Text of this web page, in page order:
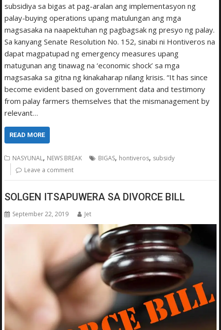
subsidiya sa bigas at pag-aralan ang implementasyon ng
palay-buying operations upang matulungan ang mga
magsasaka na naapektuhan ng pagbagsak ng presyo ng palay.
Sa kanyang Senate Resolution No. 152, sinabi ni Hontiveros na
dapat magpatupad ng emergency measures upang
matugunan ang tinawag na ‘economic shock’ sa mga
magsasaka sa gitna ng kinakaharap nilang krisis. “It has since
become evident based on government data and testimony
from palay farmers themselves that the mismanagement by
relevant…
READ MORE
NASYUNAL, NEWS BREAK BIGAS, hontiveros, subsidy
Leave a comment
SOLGEN ITSAPUWERA SA DIVORCE BILL
September 22, 2019 Jet